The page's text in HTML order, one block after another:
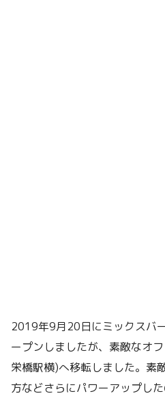
2019年9月20日にミックスバ
ープンしましたが、素敵なオ
栄橋駅横)へ移転しました。素
方などさらにパワーアップし